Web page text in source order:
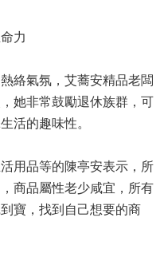
力
絡氣氛，艾蕎安精品老闆
她非常鼓勵退休族群，可
活的趣味性。
用品等的陳亭安表示，所
商品屬性老少咸宜，所有
寶，找到自己想要的商